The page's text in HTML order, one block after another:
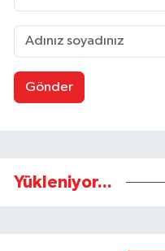
Gönder
Yükleniyor...